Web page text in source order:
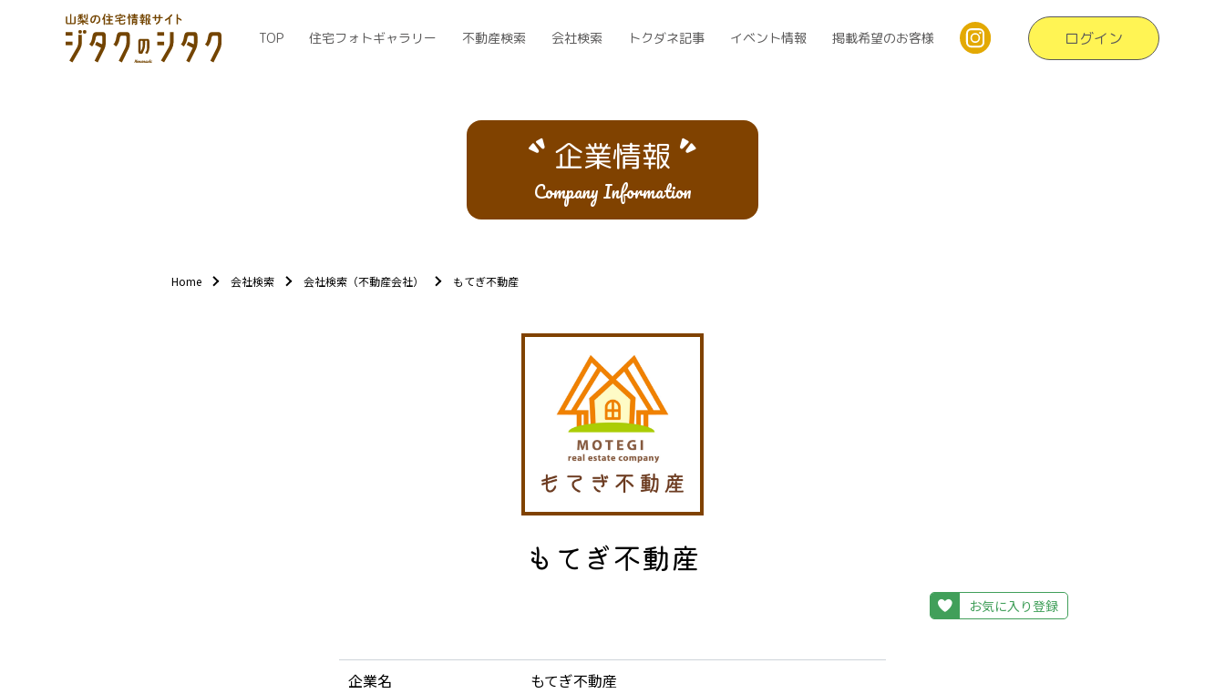
TOP 住宅フォトギャラリー 不動産検索 会社検索 トクダネ記事 イベント情報 掲載希望のお客様 ログイン
企業情報
Company Information
Home 会社検索 会社検索（不動産会社） もてぎ不動産
もてぎ不動産
お気に入り登録
企業名
もてぎ不動産